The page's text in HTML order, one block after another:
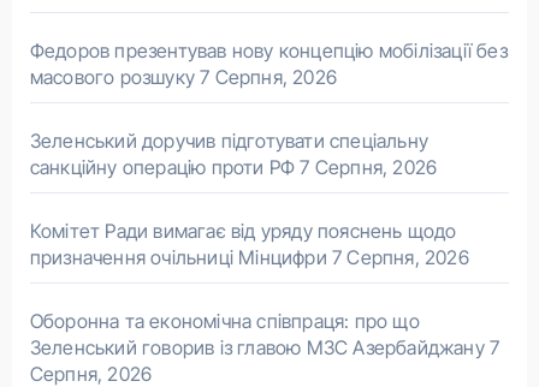
Федоров презентував нову концепцію мобілізації без
масового розшуку 7 Серпня, 2026
Зеленський доручив підготувати спеціальну
санкційну операцію проти РФ 7 Серпня, 2026
Комітет Ради вимагає від уряду пояснень щодо
призначення очільниці Мінцифри 7 Серпня, 2026
Оборонна та економічна співпраця: про що
Зеленський говорив із главою МЗС Азербайджану 7
Серпня, 2026